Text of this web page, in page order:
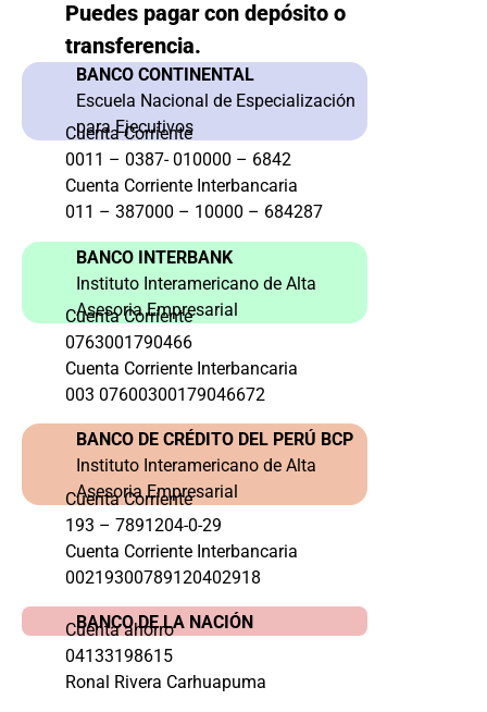
Puedes pagar con depósito o
transferencia.
BANCO CONTINENTAL
Escuela Nacional de Especialización
para Ejecutivos
Cuenta Corriente
0011 – 0387- 010000 – 6842
Cuenta Corriente Interbancaria
011 – 387000 – 10000 – 684287
BANCO INTERBANK
Instituto Interamericano de Alta
Asesoria Empresarial
Cuenta Corriente
0763001790466
Cuenta Corriente Interbancaria
003 07600300179046672
BANCO DE CRÉDITO DEL PERÚ BCP
Instituto Interamericano de Alta
Asesoria Empresarial
Cuenta Corriente
193 – 7891204-0-29
Cuenta Corriente Interbancaria
00219300789120402918
BANCO DE LA NACIÓN
Cuenta ahorro
04133198615
Ronal Rivera Carhuapuma